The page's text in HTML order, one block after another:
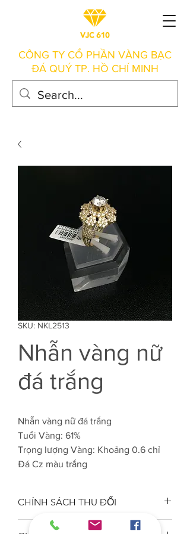
CÔNG TY CỔ PHẦN VÀNG BẠC
ĐÁ QUÝ TP. HỒ CHÍ MINH
SKU: NKL2513
Nhẫn vàng nữ
đá trắng
Nhẫn vàng nữ đá trắng
Tuổi Vàng: 61%
Trọng lượng Vàng: Khoảng 0.6 chỉ
Đá Cz màu trắng
CHÍNH SÁCH THU ĐỔI
Công ty VJC 610 đảm bảo chất